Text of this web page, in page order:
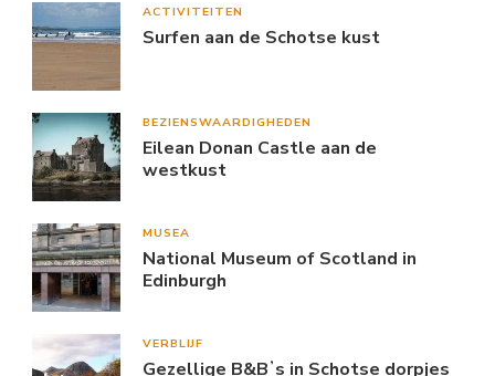
ACTIVITEITEN
Surfen aan de Schotse kust
BEZIENSWAARDIGHEDEN
Eilean Donan Castle aan de
westkust
MUSEA
National Museum of Scotland in
Edinburgh
VERBLIJF
Gezellige B&Bʼs in Schotse dorpjes